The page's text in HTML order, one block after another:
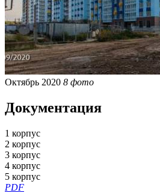
Октябрь 2020 8 фото
Документация
1 корпус
2 корпус
3 корпус
4 корпус
5 корпус
PDF